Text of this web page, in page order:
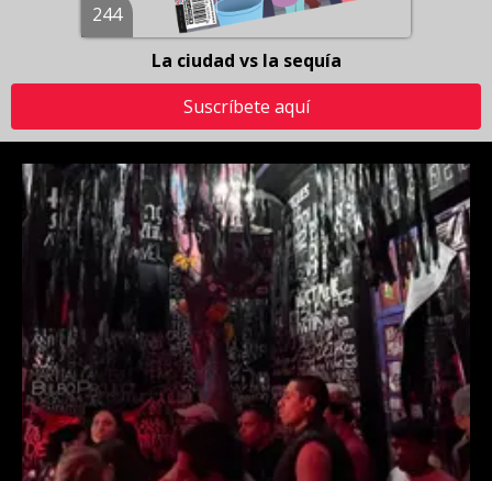
244
La ciudad vs la sequía
Suscríbete aquí